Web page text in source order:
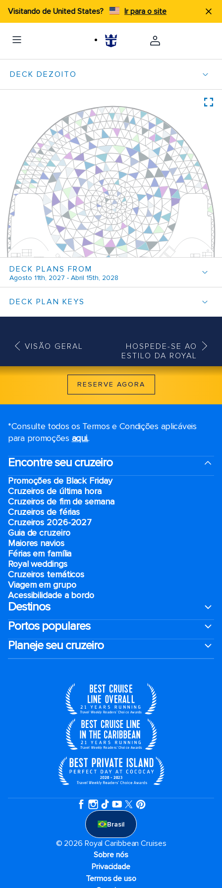
Visitando de United States? Ir para o site
DECK PLANS FROM
Agosto 11th, 2027 - Abril 15th, 2028
DECK PLAN KEYS
VISÃO GERAL
HOSPEDE-SE AO
ESTILO DA ROYAL
RESERVE AGORA
*Consulte todos os Termos e Condições aplicáveis ​​
para promoções aqui..
Encontre seu cruzeiro
Promoções de Black Friday
Cruzeiros de última hora
Cruzeiros de fim de semana
Cruzeiros de férias
Cruzeiros 2026-2027
Guia de cruzeiro
Maiores navios
Férias em família
Royal weddings
Cruzeiros temáticos
Viagem em grupo
Acessibilidade a bordo
Destinos
Portos populares
Planeje seu cruzeiro
Brasil
© 2026 Royal Caribbean Cruises
Sobre nós
Privacidade
Termos de uso